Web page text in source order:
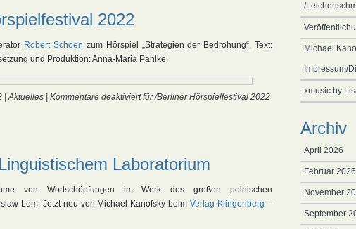
2022
Robert Schoen zum Hörspiel „Strategien der Bedrohung“, Text:
und Produktion: Anna-Maria Pahlke.
|Aktuelles Kommentare deaktiviertfür /Berliner Hörspielfestival 2022
Laboratorium
von Wortschöpfungen im Werk des großen polnischen
Lem. Jetzt neu von Michael Kanofsky beimVerlag Klingenberg –
/
Michael
Impressum/
xmusic by
Archiv
April 2026
Februar 2026
November
September